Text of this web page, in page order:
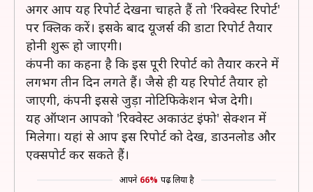
अगर आप यह रिपोर्ट देखना चाहते हैं तो 'रिक्वेस्ट रिपोर्ट'
पर क्लिक करें। इसके बाद यूजर्स की डाटा रिपोर्ट तैयार
होनी शुरू हो जाएगी।
कंपनी का कहना है कि इस पूरी रिपोर्ट को तैयार करने में
लगभग तीन दिन लगते हैं। जैसे ही यह रिपोर्ट तैयार हो
जाएगी, कंपनी इससे जुड़ा नोटिफिकेशन भेज देगी।
यह ऑप्शन आपको 'रिक्वेस्ट अकाउंट इंफो' सेक्शन में
मिलेगा। यहां से आप इस रिपोर्ट को देख, डाउनलोड और
एक्सपोर्ट कर सकते हैं।
आपने 66% पढ़ लिया है